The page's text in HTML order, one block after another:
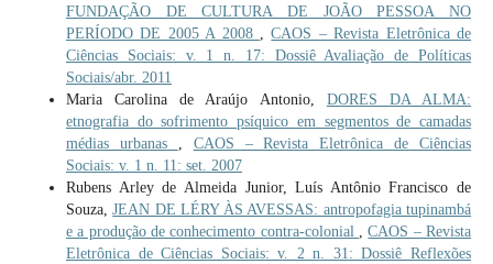
FUNDAÇÃO DE CULTURA DE JOÃO PESSOA NO
PERÍODO DE 2005 A 2008 ,CAOS – Revista Eletrônica de
Ciências Sociais: v. 1 n. 17: Dossiê Avaliação de Políticas
Sociais/abr. 2011
Maria Carolina de Araújo Antonio, DORES DA ALMA:
etnografia do sofrimento psíquico em segmentos de camadas
médias urbanas , CAOS – Revista Eletrônica de Ciências
Sociais: v. 1 n. 11: set. 2007
Rubens Arley de Almeida Junior, Luís Antônio Francisco de
Souza,JEAN DE LÉRY ÀS AVESSAS: antropofagia tupinambá
e a produção de conhecimento contra-colonial ,CAOS – Revista
Eletrônica de Ciências Sociais: v. 2 n. 31: Dossiê Reflexões